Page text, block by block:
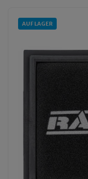
AUF LAGER